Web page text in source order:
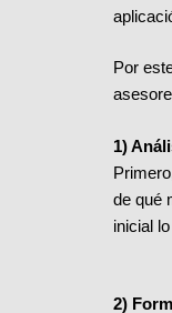
Por
1)
de qué
inicial
2)